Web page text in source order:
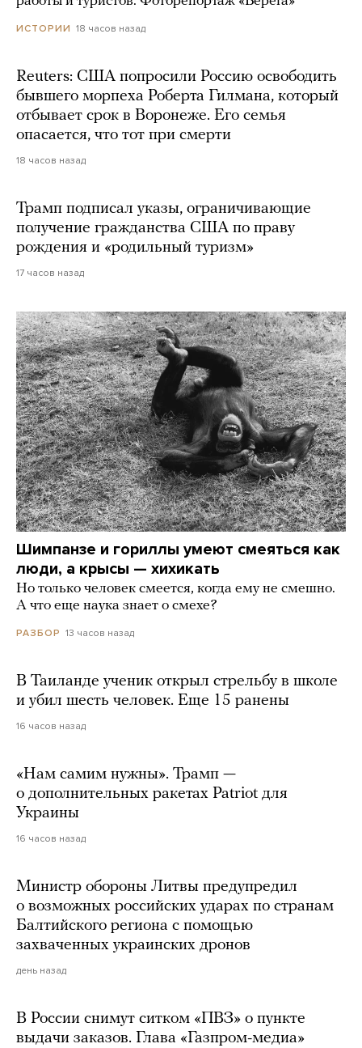
ИСТОРИИ 18 часов назад
Reuters: США попросили Россию освободить
бывшего морпеха Роберта Гилмана, который
отбывает срок в Воронеже. Его семья
опасается, что тот при смерти
18 часов назад
Трамп подписал указы, ограничивающие
получение гражданства США по праву
рождения и «родильный туризм»
17 часов назад
Шимпанзе и гориллы умеют смеяться как
люди, а крысы — хихикать
Но только человек смеется, когда ему не смешно.
А что еще наука знает о смехе?
РАЗБОР 13 часов назад
В Таиланде ученик открыл стрельбу в школе
и убил шесть человек. Еще 15 ранены
16 часов назад
«Нам самим нужны». Трамп —
о дополнительных ракетах Patriot для
Украины
16 часов назад
Министр обороны Литвы предупредил
о возможных российских ударах по странам
Балтийского региона с помощью
захваченных украинских дронов
день назад
В России снимут ситком «ПВЗ» о пункте
выдачи заказов. Глава «Газпром-медиа»